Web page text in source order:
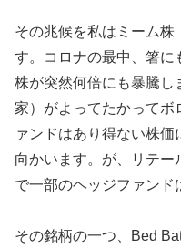
その兆候を私はミーム株
す。コロナの最中、箸に
株が突然何倍にも暴騰し
家）がよってたかってボ
ァンドはあり得ない株
向かいます。が、リテ
で一部のヘッジファンド
その銘柄の一つ、Bed